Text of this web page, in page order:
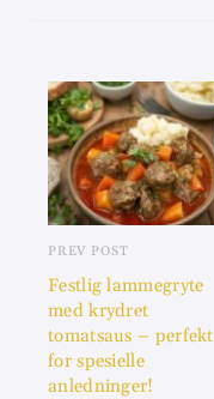
PREV POST
Festlig lammegryte
med krydret
tomatsaus – perfekt
for spesielle
anledninger!